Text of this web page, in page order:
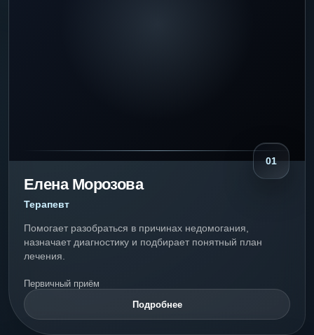
01
Елена Морозова
Терапевт
Помогает разобраться в причинах недомогания,
назначает диагностику и подбирает понятный план
лечения.
Первичный приём
Подробнее